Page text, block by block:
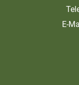
E-